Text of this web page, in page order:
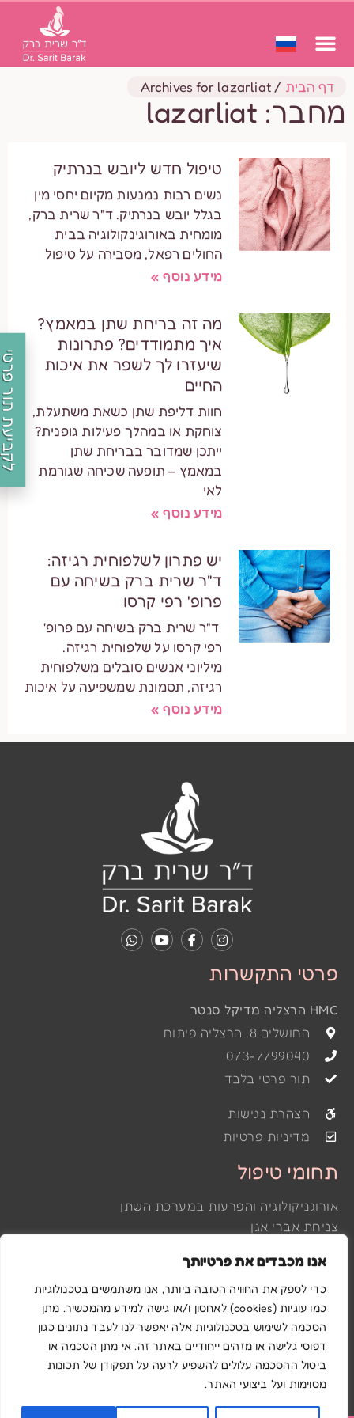
אנו מכבדים את פרטיותך
כדי לספק את החוויה הטובה ביותר, אנו משתמשים בטכנולוגיות
כמו עוגיות (cookies) לאחסון ו/או גישה למידע מהמכשיר. מתן
הסכמה לשימוש בטכנולוגיות אלה יאפשר לנו לעבד נתונים כגון
דפוסי גלישה או מזהים ייחודיים באתר זה. אי מתן הסכמה או
ביטול ההסכמה עלולים להשפיע לרעה על תפקודן של תכונות
מסוימות ועל ביצועי האתר.
לקביעת תור פרטי
דף הבית /
Archives for lazarliat
מחבר: lazarliat
טיפול חדש ליובש בנרתיק
נשים רבות נמנעות מקיום יחסי מין
בגלל יובש בנרתיק. ד"ר שרית ברק,
מומחית באורוגינקולוגיה בבית
החולים רפאל, מסבירה על טיפול
מידע נוסף »
מה זה בריחת שתן במאמץ?
איך מתמודדים? פתרונות
שיעזרו לך לשפר את איכות
החיים
חוות דליפת שתן כשאת משתעלת,
צוחקת או במהלך פעילות גופנית?
ייתכן שמדובר בבריחת שתן
במאמץ – תופעה שכיחה שגורמת
לאי
מידע נוסף »
יש פתרון לשלפוחית רגיזה:
ד"ר שרית ברק בשיחה עם
פרופ' רפי קרסו
ד"ר שרית ברק בשיחה עם פרופ'
רפי קרסו על שלפוחית רגיזה.
מיליוני אנשים סובלים משלפוחית
רגיזה, תסמונת שמשפיעה על איכות
מידע נוסף »
תחומי טיפול
אורוגניקולוגיה והפרעות במערכת השתן
צניחת אברי אגן
הפרעות של רצפת האגן
פלסטיקה ואסתטיקה וגינלית
לייזר גינקולוגי
פרטי התקשרות
HMC הרצליה מדיקל סנטר
החושלים 8, הרצליה פיתוח
073-7799040
תור פרטי בלבד
הצהרת נגישות
מדיניות פרטיות
©2022 All rights reserved
Powered & Designed by Medical Online